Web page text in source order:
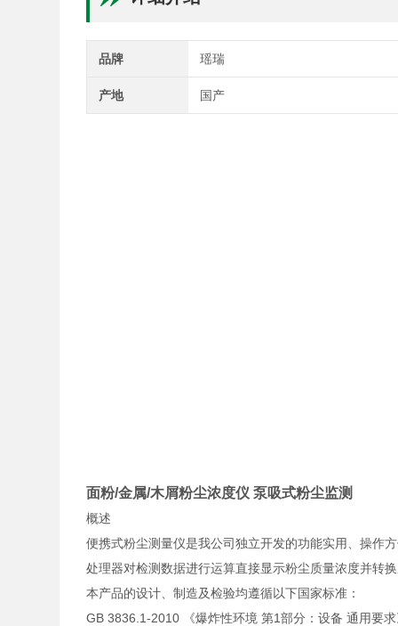
品牌 瑶瑞
产地 国产
面粉/金属/木屑粉尘浓度仪 泵吸式粉尘监测
概述
便携式粉尘测量仪是我公司独立开发的功能实用、操作
处理器对检测数据进行运算直接显示粉尘质量浓度并转
本产品的设计、制造及检验均遵循以下国家标准：
GB 3836.1-2010 《爆炸性环境 第1部分：设备 通用要